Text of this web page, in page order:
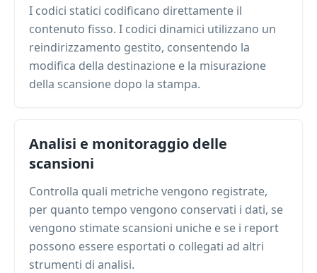
I codici statici codificano direttamente il
contenuto fisso. I codici dinamici utilizzano un
reindirizzamento gestito, consentendo la
modifica della destinazione e la misurazione
della scansione dopo la stampa.
Analisi e monitoraggio delle
scansioni
Controlla quali metriche vengono registrate,
per quanto tempo vengono conservati i dati, se
vengono stimate scansioni uniche e se i report
possono essere esportati o collegati ad altri
strumenti di analisi.